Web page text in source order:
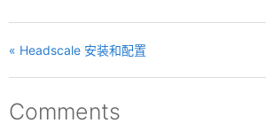
« Headscale 安装和配置
Comments